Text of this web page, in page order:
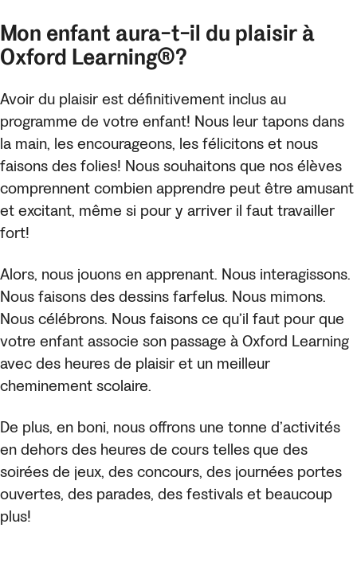
Mon enfant aura-t-il du plaisir à
Oxford Learning®?
Avoir du plaisir est définitivement inclus au
programme de votre enfant! Nous leur tapons dans
la main, les encourageons, les félicitons et nous
faisons des folies! Nous souhaitons que nos élèves
comprennent combien apprendre peut être amusant
et excitant, même si pour y arriver il faut travailler
fort!
Alors, nous jouons en apprenant. Nous interagissons.
Nous faisons des dessins farfelus. Nous mimons.
Nous célébrons. Nous faisons ce qu’il faut pour que
votre enfant associe son passage à Oxford Learning
avec des heures de plaisir et un meilleur
cheminement scolaire.
De plus, en boni, nous offrons une tonne d’activités
en dehors des heures de cours telles que des
soirées de jeux, des concours, des journées portes
ouvertes, des parades, des festivals et beaucoup
plus!